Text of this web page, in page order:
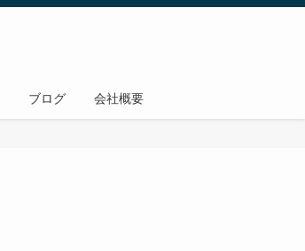
ブログ 会社概要